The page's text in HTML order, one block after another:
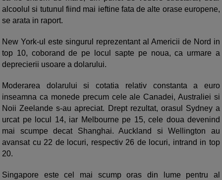
alcoolul si tutunul fiind mai ieftine fata de alte orase europene,
se arata in raport.
New York-ul este singurul reprezentant al Americii de Nord in
top 10, coborand de pe locul sapte pe noua, ca urmare a
deprecierii usoare a dolarului.
Moderarea dolarului si cotatia relativ constanta a euro
inseamna ca monede precum cele ale Canadei, Australiei si
Noii Zeelande s-au apreciat. Drept rezultat, orasul Sydney a
urcat pe locul 14, iar Melbourne pe 15, cele doua devenind
mai scumpe decat Shanghai. Auckland si Wellington au
avansat cu 22 de locuri, respectiv 26 de locuri, intrand in top
20.
Singapore este cel mai scump oras din lume pentru al